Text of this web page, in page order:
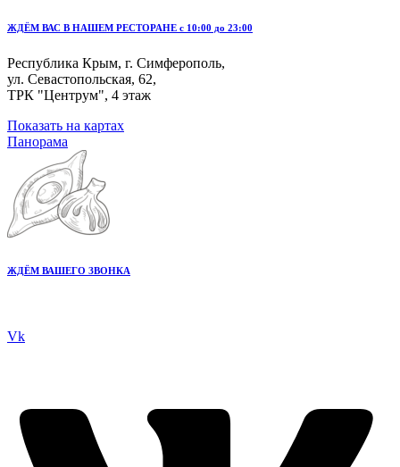
ЖДЁМ ВАС В НАШЕМ РЕСТОРАНЕ с 10:00 до 23:00
Республика Крым, г. Симферополь,
ул. Севастопольская, 62,
ТРК "Центрум", 4 этаж
Показать на картах
Панорама
ЖДЁМ ВАШЕГО ЗВОНКА
Vk